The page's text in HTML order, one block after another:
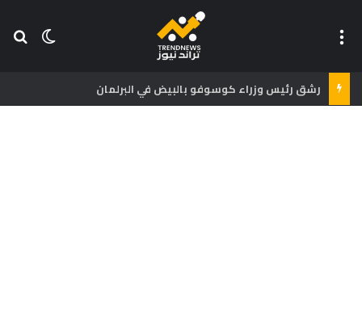
الوضع
رشق رئيس وزراء كوسوفو بالبيض في البرلمان